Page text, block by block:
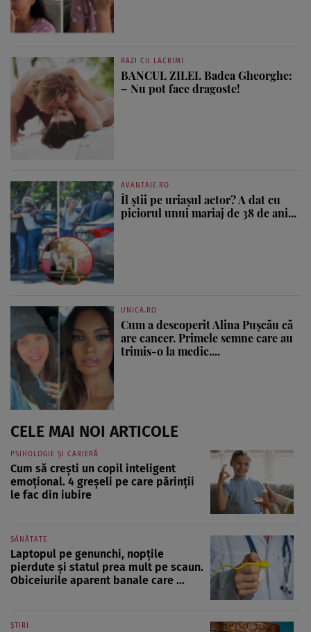
RAZI CU LACRIMI
BANCUL ZILEI. Badea Gheorghe:
– Nu pot face dragoste!
AVANTAJE.RO
Îl știi pe uriașul actor? A dat cu
piciorul unui mariaj de 38 de ani...
UNICA.RO
Cum a descoperit Alina Pușcău că
are cancer. Primele semne care au
trimis-o la medic....
CELE MAI NOI ARTICOLE
PSIHOLOGIE ȘI CARIERĂ
Cum să crești un copil inteligent
emoțional. 4 greșeli pe care părinții
le fac din iubire
SĂNĂTATE
Laptopul pe genunchi, nopțile
pierdute și statul prea mult pe scaun.
Obiceiurile aparent banale care ...
ȘTIRI